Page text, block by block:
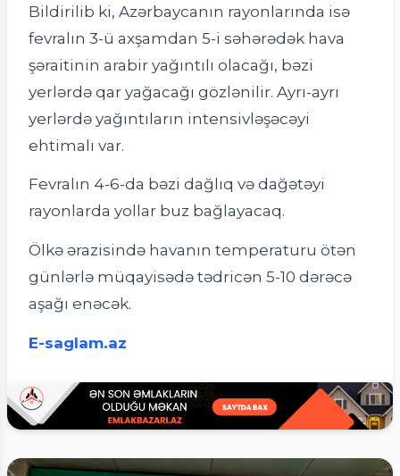
Bildirilib ki, Azərbaycanın rayonlarında isə
fevralın 3-ü axşamdan 5-i səhərədək hava
şəraitinin arabir yağıntılı olacağı, bəzi
yerlərdə qar yağacağı gözlənilir. Ayrı-ayrı
yerlərdə yağıntıların intensivləşəcəyi
ehtimalı var.
Fevralın 4-6-da bəzi dağlıq və dağətəyi
rayonlarda yollar buz bağlayacaq.
Ölkə ərazisində havanın temperaturu ötən
günlərlə müqayisədə tədricən 5-10 dərəcə
aşağı enəcək.
E-saglam.az